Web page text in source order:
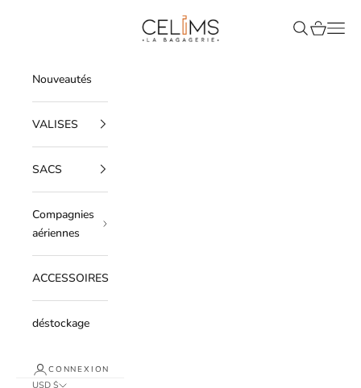
Celims France
Recherche
Panier
Nouveautés
VALISES
SACS
Compagnies
aériennes
ACCESSOIRES
déstockage
CONNEXION
USD $